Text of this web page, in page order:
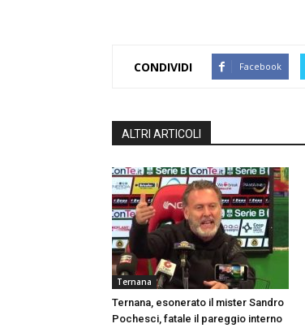
CONDIVIDI Facebook
ALTRI ARTICOLI
Ternana
Ternana, esonerato il mister Sandro
Pochesci, fatale il pareggio interno